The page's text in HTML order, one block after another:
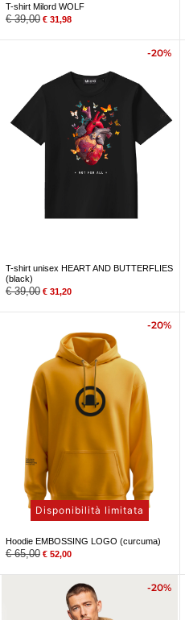
T-shirt Milord WOLF
€39,00 € 31,98
-20%
T-shirt unisex HEART AND BUTTERFLIES
(black)
€39,00 € 31,20
-20%
Disponibilità limitata
Hoodie EMBOSSING LOGO (curcuma)
€65,00 € 52,00
-20%